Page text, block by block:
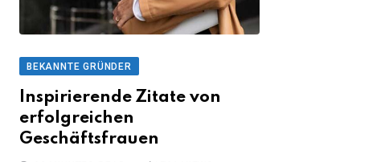
BEKANNTE GRÜNDER
Inspirierende Zitate von
erfolgreichen
Geschäftsfrauen